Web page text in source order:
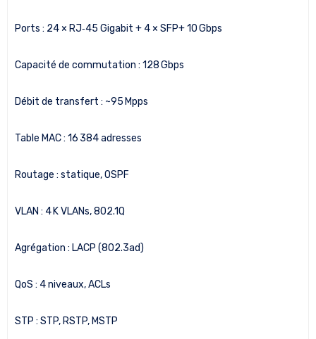
Ports : 24 × RJ‑45 Gigabit + 4 × SFP+ 10 Gbps
Capacité de commutation : 128 Gbps
Débit de transfert : ~95 Mpps
Table MAC : 16 384 adresses
Routage : statique, OSPF
VLAN : 4 K VLANs, 802.1Q
Agrégation : LACP (802.3ad)
QoS : 4 niveaux, ACLs
STP : STP, RSTP, MSTP